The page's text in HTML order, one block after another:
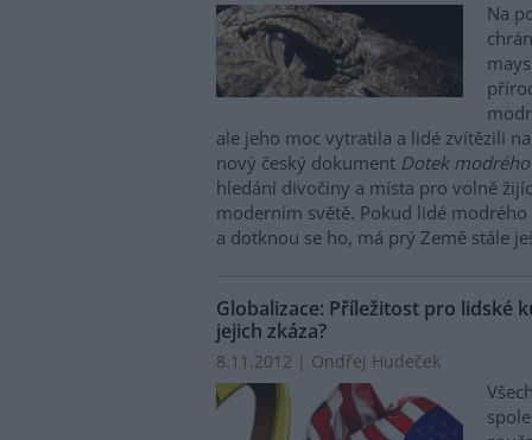
Na
ale jeho moc vytratila a lidé zvítězili
nový český dokument Dotek
hledání divočiny a místa pro volně
moderním světě. Pokud lidé
a dotknou se ho, má prý Země stále
Globalizace: Příležitost pro lidské
jejich zkáza?
8.11.2012 | Ondřej Hudeček